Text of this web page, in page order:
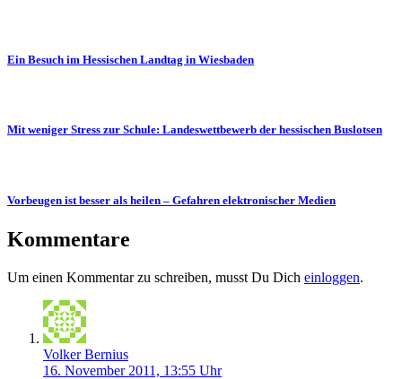
Ein Besuch im Hessischen Landtag in Wiesbaden
Mit weniger Stress zur Schule: Landeswettbewerb der hessischen Buslotsen
Vorbeugen ist besser als heilen – Gefahren elektronischer Medien
Kommentare
Um einen Kommentar zu schreiben, musst Du Dich einloggen.
Volker Bernius
16. November 2011, 13:55 Uhr